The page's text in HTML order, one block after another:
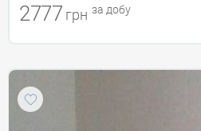
2777 грн за добу